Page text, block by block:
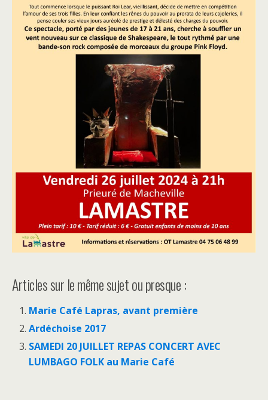
Articles sur le même sujet ou presque :
Marie Café Lapras, avant première
Ardéchoise 2017
SAMEDI 20 JUILLET REPAS CONCERT AVEC
LUMBAGO FOLK au Marie Café